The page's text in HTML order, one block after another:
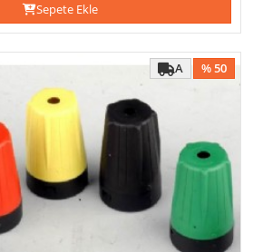
Sepete Ekle
% 50
A